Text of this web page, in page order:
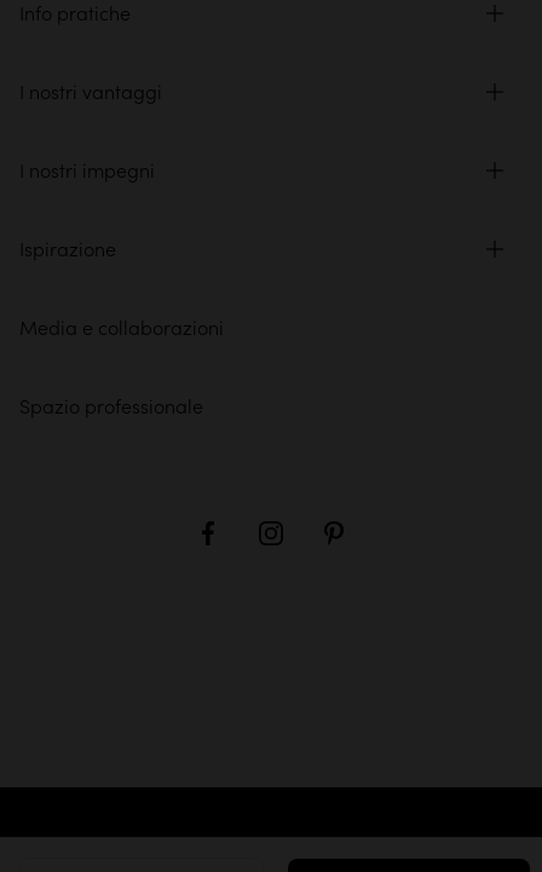
Info pratiche
I nostri vantaggi
I nostri impegni
Ispirazione
Media e collaborazioni
Spazio professionale